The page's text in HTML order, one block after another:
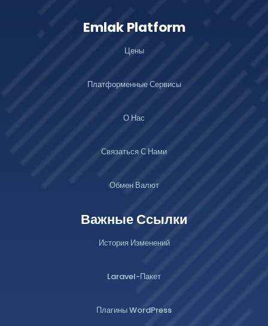
Emlak Platform
Цены
Платформенные Сервисы
О Нас
Связаться С Нами
Обмен Валют
Важные Ссылки
История Изменений
Laravel-Пакет
Плагины WordPress